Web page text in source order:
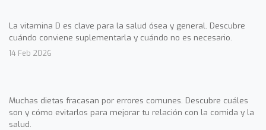
La vitamina D es clave para la salud ósea y general. Descubre
cuándo conviene suplementarla y cuándo no es necesario.
14 Feb 2026
Muchas dietas fracasan por errores comunes. Descubre cuáles
son y cómo evitarlos para mejorar tu relación con la comida y la
salud.